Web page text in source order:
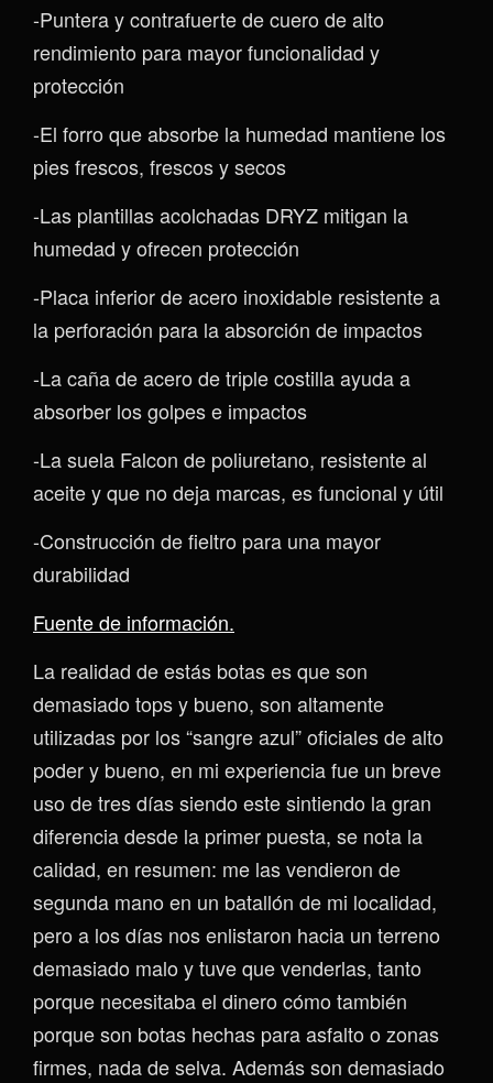
-Puntera y contrafuerte de cuero de alto
rendimiento para mayor funcionalidad y
protección
-El forro que absorbe la humedad mantiene los
pies frescos, frescos y secos
-Las plantillas acolchadas DRYZ mitigan la
humedad y ofrecen protección
-Placa inferior de acero inoxidable resistente a
la perforación para la absorción de impactos
-La caña de acero de triple costilla ayuda a
absorber los golpes e impactos
-La suela Falcon de poliuretano, resistente al
aceite y que no deja marcas, es funcional y útil
-Construcción de fieltro para una mayor
durabilidad
Fuente de información.
La realidad de estás botas es que son
demasiado tops y bueno, son altamente
utilizadas por los “sangre azul” oficiales de alto
poder y bueno, en mi experiencia fue un breve
uso de tres días siendo este sintiendo la gran
diferencia desde la primer puesta, se nota la
calidad, en resumen: me las vendieron de
segunda mano en un batallón de mi localidad,
pero a los días nos enlistaron hacia un terreno
demasiado malo y tuve que venderlas, tanto
porque necesitaba el dinero cómo también
porque son botas hechas para asfalto o zonas
firmes, nada de selva. Además son demasiado